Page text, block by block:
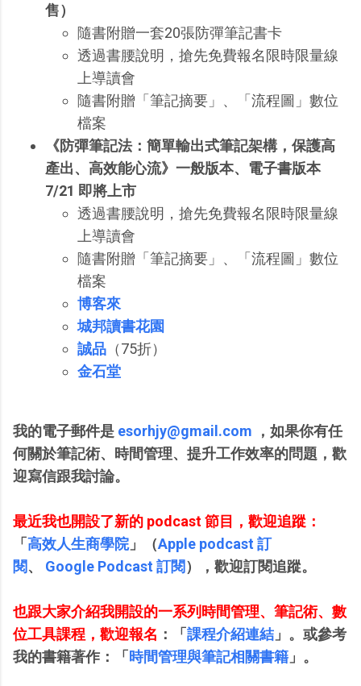
售）
隨書附贈一套20張防彈筆記書卡
透過書腰說明，搶先免費報名限時限量線
上導讀會
隨書附贈「筆記摘要」、「流程圖」數位
檔案
《防彈筆記法：簡單輸出式筆記架構，保護高
產出、高效能心流》一般版本、電子書版本
7/21 即將上市
透過書腰說明，搶先免費報名限時限量線
上導讀會
隨書附贈「筆記摘要」、「流程圖」數位
檔案
博客來
城邦讀書花園
誠品 （75折）
金石堂
我的電子郵件是 esorhjy@gmail.com ，如果你有任
何關於筆記術、時間管理、提升工作效率的問題，歡
迎寫信跟我討論。
最近我也開設了新的 podcast 節目，歡迎追蹤：
「 高效人生商學院」（Apple podcast 訂
閱、 Google Podcast 訂閱）， 歡迎訂閱追蹤。
也跟大家介紹我開設的一系列時間管理、筆記術、數
位工具課程，歡迎報名 ：「 課程介紹連結 」。或參考
我的書籍著作：「 時間管理與筆記相關書籍 」。